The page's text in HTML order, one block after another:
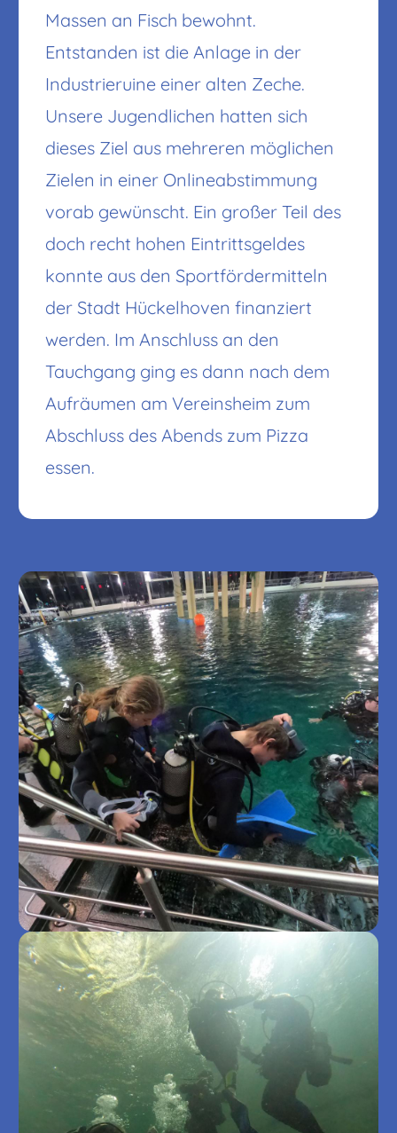
Massen an Fisch bewohnt.
Entstanden ist die Anlage in der
Industrieruine einer alten Zeche.
Unsere Jugendlichen hatten sich
dieses Ziel aus mehreren möglichen
Zielen in einer Onlineabstimmung
vorab gewünscht. Ein großer Teil des
doch recht hohen Eintrittsgeldes
konnte aus den Sportfördermitteln
der Stadt Hückelhoven finanziert
werden. Im Anschluss an den
Tauchgang ging es dann nach dem
Aufräumen am Vereinsheim zum
Abschluss des Abends zum Pizza
essen.